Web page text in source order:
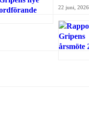
22 juni, 2026